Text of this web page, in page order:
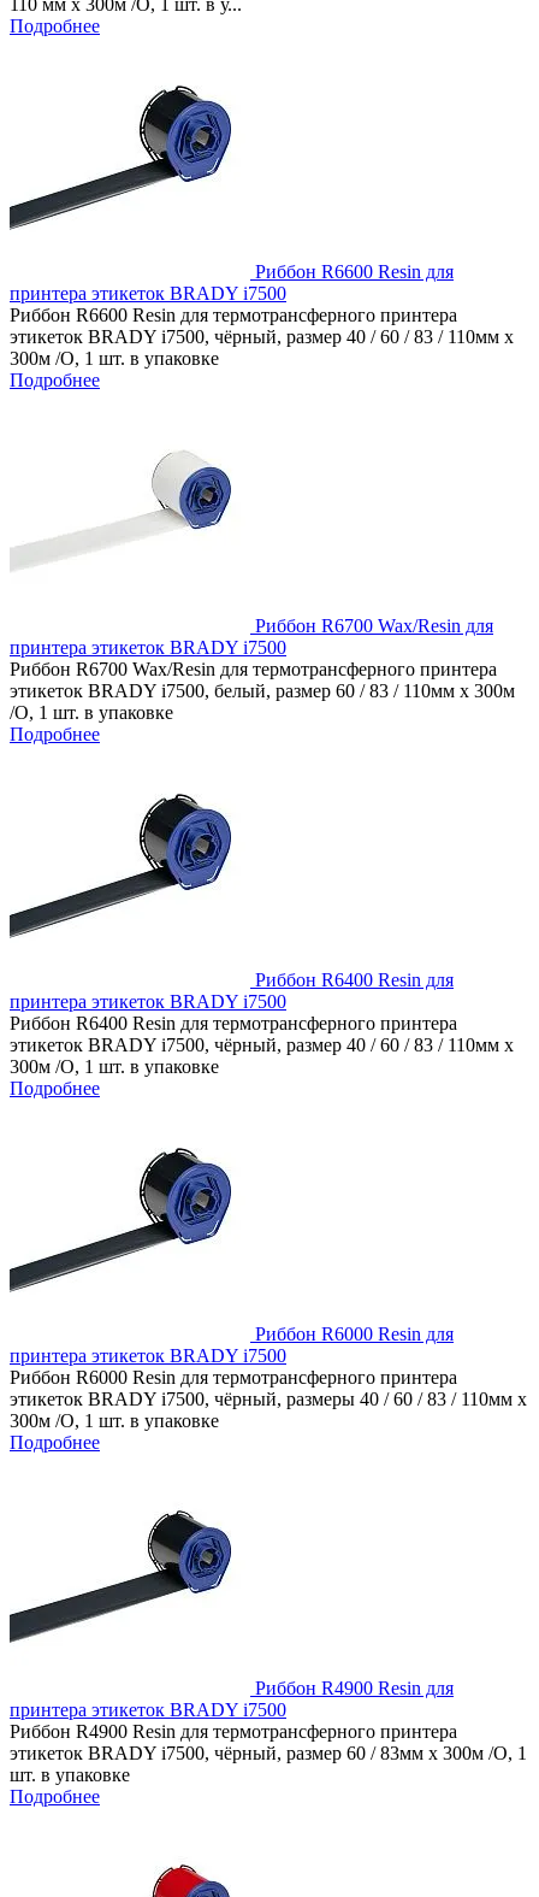
Подробнее
Риббон R6600 Resin для
принтера этикеток BRADY i7500
Риббон R6600 Resin для термотрансферного принтера
этикеток BRADY i7500, чёрный, размер 40 / 60 / 83 / 110мм x
300м /O, 1 шт. в упаковке
Подробнее
Риббон R6700 Wax/Resin для
принтера этикеток BRADY i7500
Риббон R6700 Wax/Resin для термотрансферного принтера
этикеток BRADY i7500, белый, размер 60 / 83 / 110мм x 300м
/O, 1 шт. в упаковке
Подробнее
Риббон R6400 Resin для
принтера этикеток BRADY i7500
Риббон R6400 Resin для термотрансферного принтера
этикеток BRADY i7500, чёрный, размер 40 / 60 / 83 / 110мм x
300м /O, 1 шт. в упаковке
Подробнее
Риббон R6000 Resin для
принтера этикеток BRADY i7500
Риббон R6000 Resin для термотрансферного принтера
этикеток BRADY i7500, чёрный, размеры 40 / 60 / 83 / 110мм x
300м /O, 1 шт. в упаковке
Подробнее
Риббон R4900 Resin для
принтера этикеток BRADY i7500
Риббон R4900 Resin для термотрансферного принтера
этикеток BRADY i7500, чёрный, размер 60 / 83мм x 300м /O, 1
шт. в упаковке
Подробнее